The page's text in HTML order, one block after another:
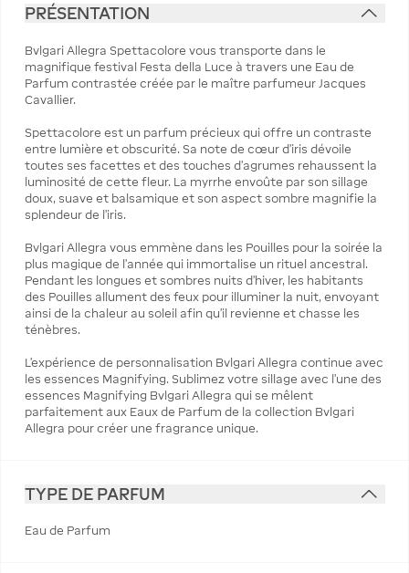
PRÉSENTATION
Bvlgari Allegra Spettacolore vous transporte dans le
magnifique festival Festa della Luce à travers une Eau de
Parfum contrastée créée par le maître parfumeur Jacques
Cavallier.
Spettacolore est un parfum précieux qui offre un contraste
entre lumière et obscurité. Sa note de cœur d’iris dévoile
toutes ses facettes et des touches d’agrumes rehaussent la
luminosité de cette fleur. La myrrhe envoûte par son sillage
doux, suave et balsamique et son aspect sombre magnifie la
splendeur de l’iris.
Bvlgari Allegra vous emmène dans les Pouilles pour la soirée la
plus magique de l’année qui immortalise un rituel ancestral.
Pendant les longues et sombres nuits d’hiver, les habitants
des Pouilles allument des feux pour illuminer la nuit, envoyant
ainsi de la chaleur au soleil afin qu’il revienne et chasse les
ténèbres.
L’expérience de personnalisation Bvlgari Allegra continue avec
les essences Magnifying. Sublimez votre sillage avec l’une des
essences Magnifying Bvlgari Allegra qui se mêlent
parfaitement aux Eaux de Parfum de la collection Bvlgari
Allegra pour créer une fragrance unique.
TYPE DE PARFUM
Eau de Parfum